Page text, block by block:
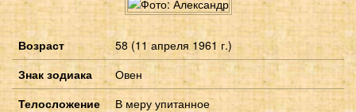
Возраст
58 (11 апреля 1961 г.)
Знак зодиака
Овен
Телосложение
В меру упитанное